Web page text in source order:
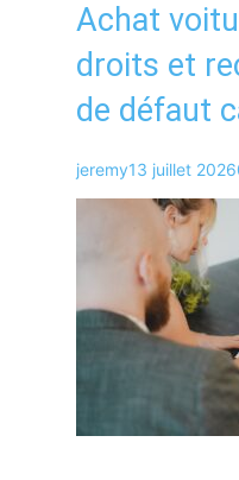
Achat
droits et
de défaut
jeremy13 juillet 2026